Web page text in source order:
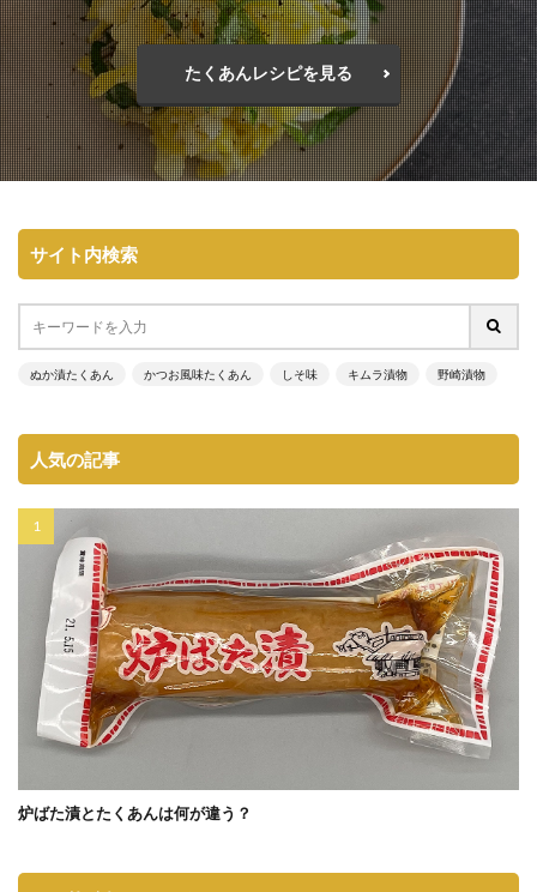
たくあんレシピを見る
サイト内検索
ぬか漬たくあん かつお風味たくあん しそ味 キムラ漬物 野崎漬物
人気の記事
炉ばた漬とたくあんは何が違う？